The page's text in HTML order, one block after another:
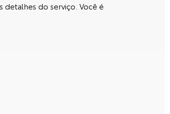
detalhes do serviço. Você é